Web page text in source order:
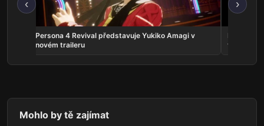
‹
Persona 4 Revival představuje Yukiko Amagi v
novém traileru
Phantom:
vyjde v
›
Mohlo by tě zajímat